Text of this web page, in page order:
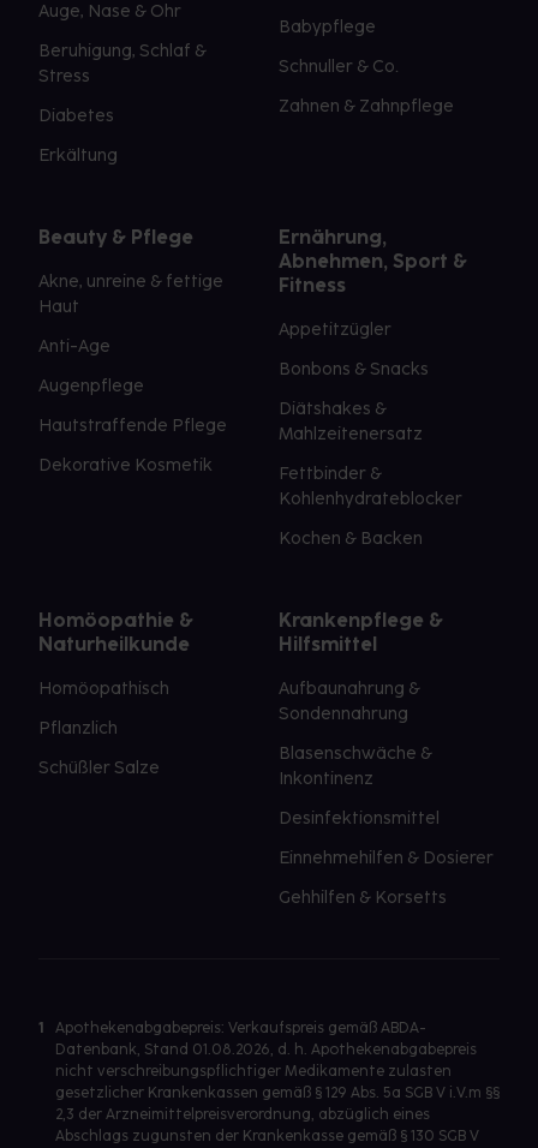
Auge, Nase & Ohr
Beruhigung, Schlaf &
Stress
Diabetes
Erkältung
Babypflege
Schnuller & Co.
Zahnen & Zahnpflege
Beauty & Pflege
Akne, unreine & fettige
Haut
Anti-Age
Augenpflege
Hautstraffende Pflege
Dekorative Kosmetik
Ernährung,
Abnehmen, Sport &
Fitness
Appetitzügler
Bonbons & Snacks
Diätshakes &
Mahlzeitenersatz
Fettbinder &
Kohlenhydrateblocker
Kochen & Backen
Homöopathie &
Naturheilkunde
Homöopathisch
Pflanzlich
Schüßler Salze
Krankenpflege &
Hilfsmittel
Aufbaunahrung &
Sondennahrung
Blasenschwäche &
Inkontinenz
Desinfektionsmittel
Einnehmehilfen & Dosierer
Gehhilfen & Korsetts
1
Apothekenabgabepreis: Verkaufspreis gemäß ABDA-
Datenbank, Stand 01.08.2026, d. h. Apothekenabgabepreis
nicht verschreibungspflichtiger Medikamente zulasten
gesetzlicher Krankenkassen gemäß § 129 Abs. 5a SGB V i.V.m §§
2,3 der Arzneimittelpreisverordnung, abzüglich eines
Abschlags zugunsten der Krankenkasse gemäß § 130 SGB V